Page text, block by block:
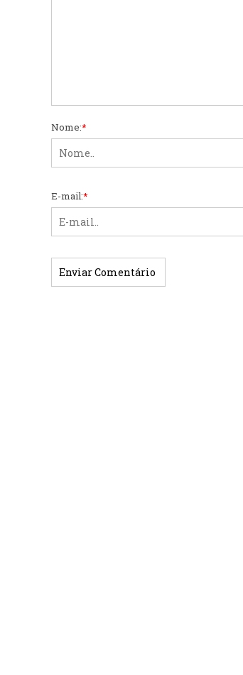
Nome:*
E-mail:*